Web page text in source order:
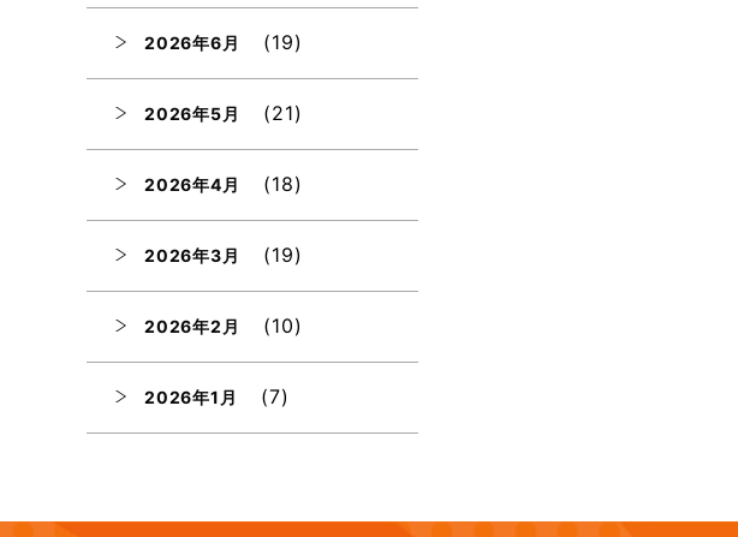
2026年6月 (19)
2026年5月 (21)
2026年4月 (18)
2026年3月 (19)
2026年2月 (10)
2026年1月 (7)